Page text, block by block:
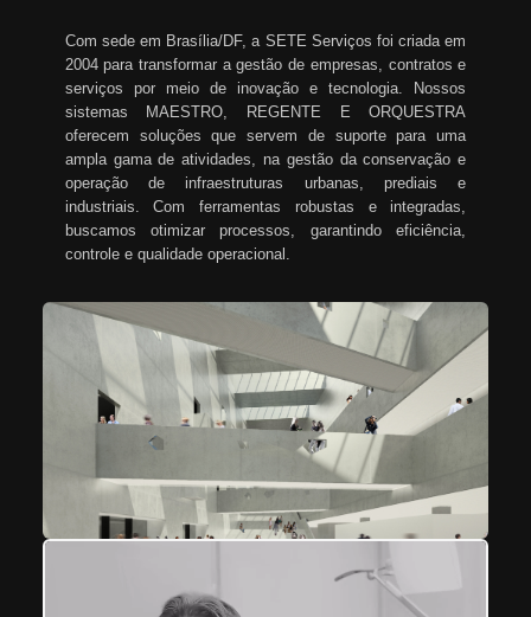
Com sede em Brasília/DF, a SETE Serviços foi criada em
2004 para transformar a gestão de empresas, contratos e
serviços por meio de inovação e tecnologia. Nossos
sistemas MAESTRO, REGENTE E ORQUESTRA
oferecem soluções que servem de suporte para uma
ampla gama de atividades, na gestão da conservação e
operação de infraestruturas urbanas, prediais e
industriais. Com ferramentas robustas e integradas,
buscamos otimizar processos, garantindo eficiência,
controle e qualidade operacional.